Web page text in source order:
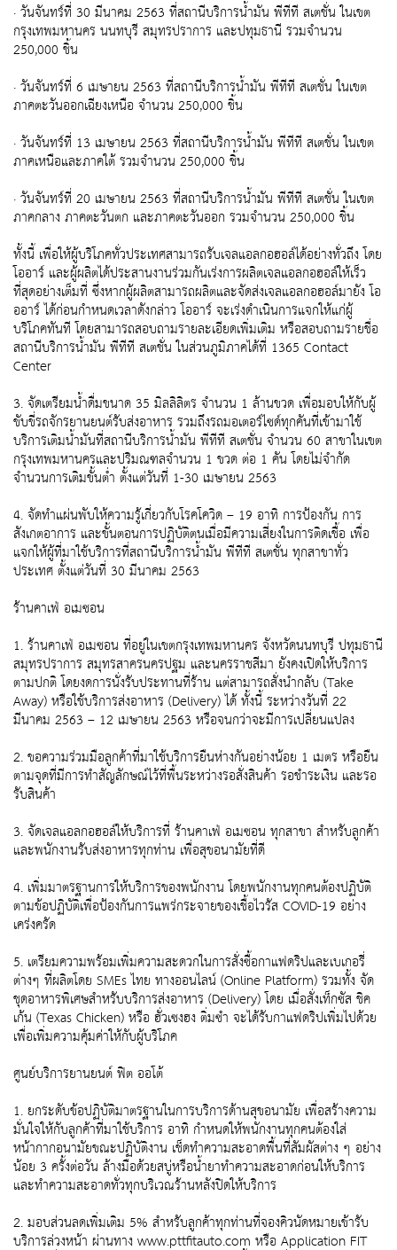
· วันจันทร์ที่ 30 มีนาคม 2563 ที่สถานีบริการน้ำมัน พีทีที สเตชั่น ในเขต
กรุงเทพมหานคร นนทบุรี สมุทรปราการ และปทุมธานี รวมจำนวน
250,000 ชิ้น
· วันจันทร์ที่ 6 เมษายน 2563 ที่สถานีบริการน้ำมัน พีทีที สเตชั่น ในเขต
ภาคตะวันออกเฉียงเหนือ จำนวน 250,000 ชิ้น
· วันจันทร์ที่ 13 เมษายน 2563 ที่สถานีบริการน้ำมัน พีทีที สเตชั่น ในเขต
ภาคเหนือและภาคใต้ รวมจำนวน 250,000 ชิ้น
· วันจันทร์ที่ 20 เมษายน 2563 ที่สถานีบริการน้ำมัน พีทีที สเตชั่น ในเขต
ภาคกลาง ภาคตะวันตก และภาคตะวันออก รวมจำนวน 250,000 ชิ้น
ทั้งนี้ เพื่อให้ผู้บริโภคทั่วประเทศสามารถรับเจลแอลกอฮอล์ได้อย่างทั่วถึง โดย
โออาร์ และผู้ผลิตได้ประสานงานร่วมกันเร่งการผลิตเจลแอลกอฮอล์ให้เร็ว
ที่สุดอย่างเต็มที่ ซึ่งหากผู้ผลิตสามารถผลิตและจัดส่งเจลแอลกอฮอล์มายัง โอ
ออาร์ ได้ก่อนกำหนดเวลาดังกล่าว โออาร์ จะเร่งดำเนินการแจกให้แก่ผู้
บริโภคทันที โดยสามารถสอบถามรายละเอียดเพิ่มเติม หรือสอบถามรายชื่อ
สถานีบริการน้ำมัน พีทีที สเตชั่น ในส่วนภูมิภาคได้ที่ 1365 Contact
Center
3. จัดเตรียมน้ำดื่มขนาด 35 มิลลิลิตร จำนวน 1 ล้านขวด เพื่อมอบให้กับผู้
ขับขี่รถจักรยานยนต์รับส่งอาหาร รวมถึงรถมอเตอร์ไซด์ทุกคันที่เข้ามาใช้
บริการเติมน้ำมันที่สถานีบริการน้ำมัน พีทีที สเตชั่น จำนวน 60 สาขาในเขต
กรุงเทพมหานครและปริมณฑลจำนวน 1 ขวด ต่อ 1 คัน โดยไม่จำกัด
จำนวนการเติมขั้นต่ำ ตั้งแต่วันที่ 1-30 เมษายน 2563
4. จัดทำแผ่นพับให้ความรู้เกี่ยวกับโรคโควิด – 19 อาทิ การป้องกัน การ
สังเกตอาการ และขั้นตอนการปฏิบัติตนเมื่อมีความเสี่ยงในการติดเชื้อ เพื่อ
แจกให้ผู้ที่มาใช้บริการที่สถานีบริการน้ำมัน พีทีที สเตชั่น ทุกสาขาทั่ว
ประเทศ ตั้งแต่วันที่ 30 มีนาคม 2563
ร้านคาเฟ่ อเมซอน
1. ร้านคาเฟ่ อเมซอน ที่อยู่ในเขตกรุงเทพมหานคร จังหวัดนนทบุรี ปทุมธานี
สมุทรปราการ สมุทรสาครนครปฐม และนครราชสีมา ยังคงเปิดให้บริการ
ตามปกติ โดยงดการนั่งรับประทานที่ร้าน แต่สามารถสั่งนำกลับ (Take
Away) หรือใช้บริการส่งอาหาร (Delivery) ได้ ทั้งนี้ ระหว่างวันที่ 22
มีนาคม 2563 – 12 เมษายน 2563 หรือจนกว่าจะมีการเปลี่ยนแปลง
2. ขอความร่วมมือลูกค้าที่มาใช้บริการยืนห่างกันอย่างน้อย 1 เมตร หรือยืน
ตามจุดที่มีการทำสัญลักษณ์ไว้ที่พื้นระหว่างรอสั่งสินค้า รอชำระเงิน และรอ
รับสินค้า
3. จัดเจลแอลกอฮอล์ให้บริการที่ ร้านคาเฟ่ อเมซอน ทุกสาขา สำหรับลูกค้า
และพนักงานรับส่งอาหารทุกท่าน เพื่อสุขอนามัยที่ดี
4. เพิ่มมาตรฐานการให้บริการของพนักงาน โดยพนักงานทุกคนต้องปฏิบัติ
ตามข้อปฏิบัติเพื่อป้องกันการแพร่กระจายของเชื้อไวรัส COVID-19 อย่าง
เคร่งครัด
5. เตรียมความพร้อมเพิ่มความสะดวกในการสั่งซื้อกาแฟดริปและเบเกอรี่
ต่างๆ ที่ผลิตโดย SMEs ไทย ทางออนไลน์ (Online Platform) รวมทั้ง จัด
ชุดอาหารพิเศษสำหรับบริการส่งอาหาร (Delivery) โดย เมื่อสั่งเท็กซัส ชิค
เก้น (Texas Chicken) หรือ ฮั่วเซงฮง ติ่มซำ จะได้รับกาแฟดริปเพิ่มไปด้วย
เพื่อเพิ่มความคุ้มค่าให้กับผู้บริโภค
ศูนย์บริการยานยนต์ ฟิต ออโต้
1. ยกระดับข้อปฏิบัติมาตรฐานในการบริการด้านสุขอนามัย เพื่อสร้างความ
มั่นใจให้กับลูกค้าที่มาใช้บริการ อาทิ กำหนดให้พนักงานทุกคนต้องใส่
หน้ากากอนามัยขณะปฏิบัติงาน เช็ดทำความสะอาดพื้นที่สัมผัสต่าง ๆ อย่าง
น้อย 3 ครั้งต่อวัน ล้างมือด้วยสบู่หรือน้ำยาทำความสะอาดก่อนให้บริการ
และทำความสะอาดทั่วทุกบริเวณร้านหลังปิดให้บริการ
2. มอบส่วนลดเพิ่มเติม 5% สำหรับลูกค้าทุกท่านที่จองคิวนัดหมายเข้ารับ
บริการล่วงหน้า ผ่านทาง www.pttfitauto.com หรือ Application FIT